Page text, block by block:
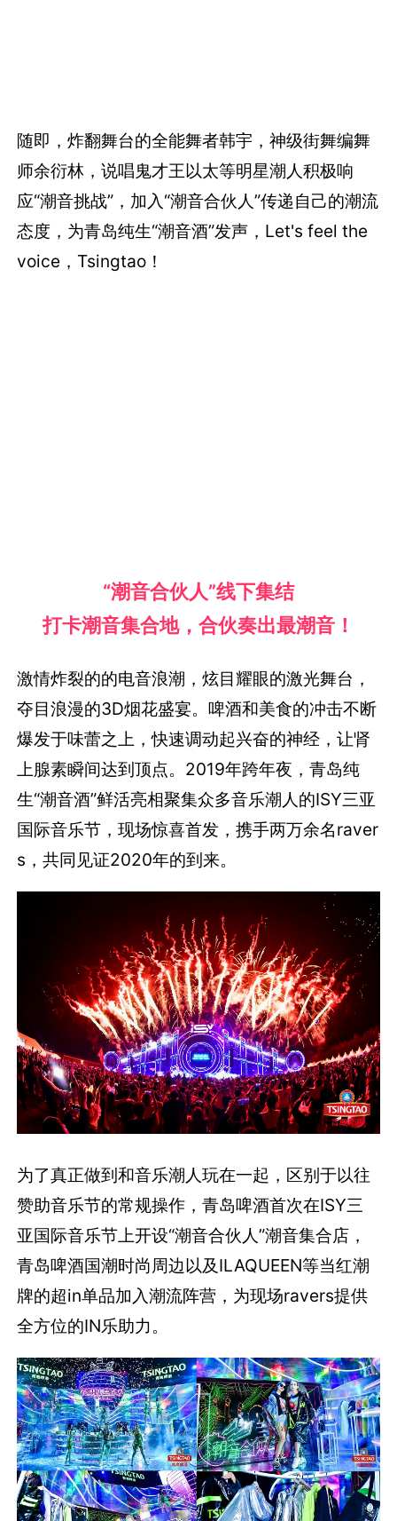
随即，炸翻舞台的全能舞者韩宇，神级街舞编舞
师余衍林，说唱鬼才王以太等明星潮人积极响
应“潮音挑战”，加入“潮音合伙人”传递自己的潮流
态度，为青岛纯生“潮音酒”发声，Let's feel the
voice，Tsingtao！
“潮音合伙人”线下集结
打卡潮音集合地，合伙奏出最潮音！
激情炸裂的的电音浪潮，炫目耀眼的激光舞台，
夺目浪漫的3D烟花盛宴。啤酒和美食的冲击不断
爆发于味蕾之上，快速调动起兴奋的神经，让肾
上腺素瞬间达到顶点。2019年跨年夜，青岛纯
生“潮音酒”鲜活亮相聚集众多音乐潮人的ISY三亚
国际音乐节，现场惊喜首发，携手两万余名raver
s，共同见证2020年的到来。
为了真正做到和音乐潮人玩在一起，区别于以往
赞助音乐节的常规操作，青岛啤酒首次在ISY三
亚国际音乐节上开设“潮音合伙人”潮音集合店，
青岛啤酒国潮时尚周边以及ILAQUEEN等当红潮
牌的超in单品加入潮流阵营，为现场ravers提供
全方位的IN乐助力。